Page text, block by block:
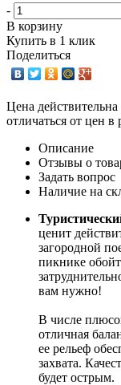
-
В корзину
Купить в 1 клик
Поделиться
Цена
отличаться от цен
Описание
Отзывы о
Задать вопрос
Наличие на
ценит
загородной
пикнике
вам нужно!
В числе
отличная
ее рельеф
захвата.
будет острым.